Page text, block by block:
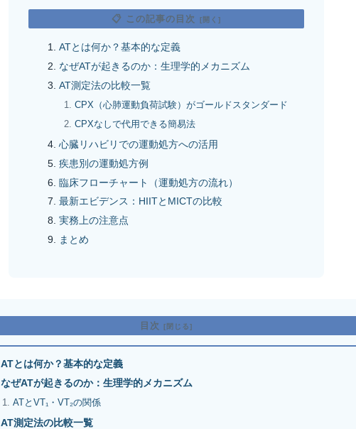
📋 この記事の目次
ATとは何か？基本的な定義
なぜATが起きるのか：生理学的メカニズム
AT測定法の比較一覧
CPX（心肺運動負荷試験）がゴールドスタンダード
CPXなしで代用できる簡易法
心臓リハビリでの運動処方への活用
疾患別の運動処方例
臨床フローチャート（運動処方の流れ）
最新エビデンス：HIITとMICTの比較
実務上の注意点
まとめ
目次
ATとは何か？基本的な定義
なぜATが起きるのか：生理学的メカニズム
ATとVT₁・VT₂の関係
AT測定法の比較一覧